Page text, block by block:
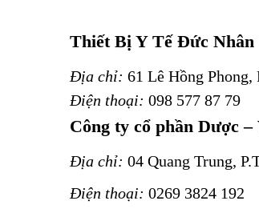
Thiết Bị Y Tế Đức
Địa chỉ: 61 Lê Hồng Phong,
Điện thoại: 098 577 87 79
Công ty cổ phần Dược
Địa chỉ: 04 Quang Trung,
Điện thoại: 0269 3824 192